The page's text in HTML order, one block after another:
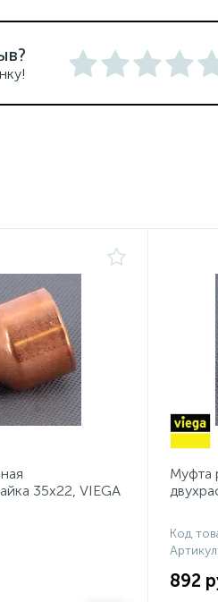
35х22, VIEGA
Муфта
Код
Артикул
892